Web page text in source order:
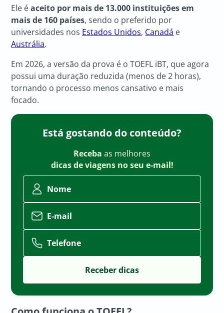
Ele éaceito por mais de 13.000 instituições em
mais de 160 países, sendo o preferido por
universidades nos Estados Unidos, Canadá e
Austrália.
Em 2026, a versão da prova é o TOEFL iBT, que agora
possui uma duração reduzida (menos de 2 horas),
tornando o processo menos cansativo e mais
focado.
Está gostando do conteúdo?
Receba as melhores
dicas de viagens no seu e-mail!
Nome
E-mail
Telefone